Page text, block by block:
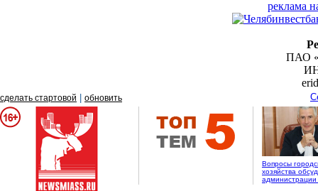
реклама
ПАО
сделать стартовой обновить
Вопросы
хозяйства